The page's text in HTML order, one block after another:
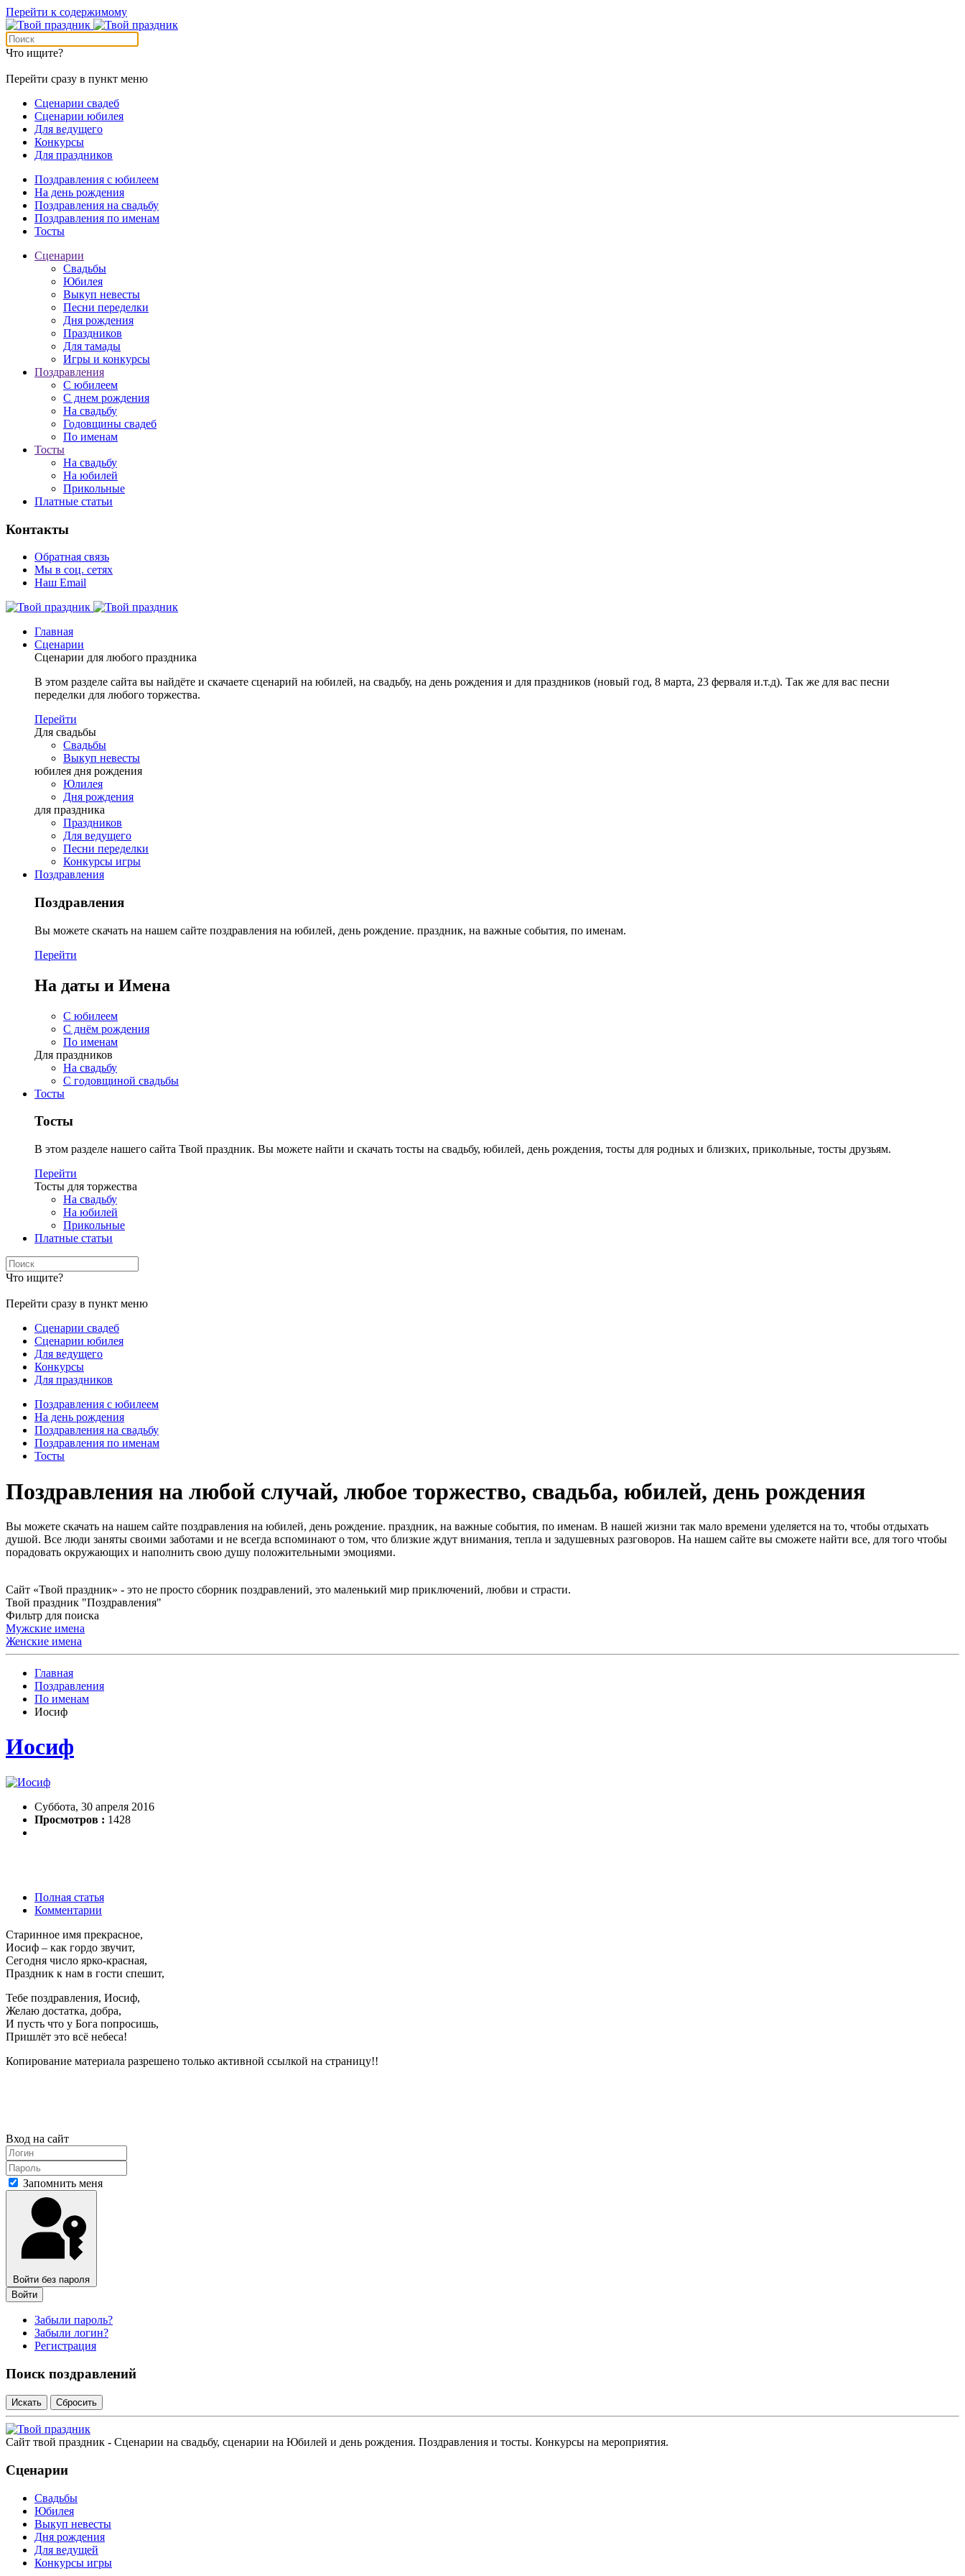
Перейти к содержимому
Что ищите?
Перейти сразу в пункт меню
Сценарии свадеб
Сценарии юбилея
Для ведущего
Конкурсы
Для праздников
Поздравления с юбилеем
На день рождения
Поздравления на свадьбу
Поздравления по именам
Тосты
Сценарии
Свадьбы
Юбилея
Выкуп невесты
Песни переделки
Дня рождения
Праздников
Для тамады
Игры и конкурсы
Поздравления
С юбилеем
С днем рождения
На свадьбу
Годовщины свадеб
По именам
Тосты
На свадьбу
На юбилей
Прикольные
Платные статьи
Контакты
Обратная связь
Мы в соц. сетях
Наш Email
Главная
Сценарии
Сценарии для любого праздника
В этом разделе сайта вы найдёте и скачаете сценарий на юбилей, на свадьбу, на день рождения и для праздников (новый год, 8 марта, 23 ферваля и.т.д). Так же для вас песни
переделки для любого торжества.
Перейти
Для свадьбы
Свадьбы
Выкуп невесты
юбилея дня рождения
Юлилея
Дня рождения
для праздника
Праздников
Для ведущего
Песни переделки
Конкурсы игры
Поздравления
Поздравления
Вы можете скачать на нашем сайте поздравления на юбилей, день рождение. праздник, на важные события, по именам.
Перейти
На даты и Имена
С юбилеем
С днём рождения
По именам
Для праздников
На свадьбу
С годовщиной свадьбы
Тосты
Тосты
В этом разделе нашего сайта Твой праздник. Вы можете найти и скачать тосты на свадьбу, юбилей, день рождения, тосты для родных и близких, прикольные, тосты друзьям.
Перейти
Тосты для торжества
На свадьбу
На юбилей
Прикольные
Платные статьи
Что ищите?
Перейти сразу в пункт меню
Сценарии свадеб
Сценарии юбилея
Для ведущего
Конкурсы
Для праздников
Поздравления с юбилеем
На день рождения
Поздравления на свадьбу
Поздравления по именам
Тосты
Поздравления на любой случай, любое торжество, свадьба, юбилей, день рождения
Вы можете скачать на нашем сайте поздравления на юбилей, день рождение. праздник, на важные события, по именам. В нашей жизни так мало времени уделяется на то, чтобы отдыхать
душой. Все люди заняты своими заботами и не всегда вспоминают о том, что близкие ждут внимания, тепла и задушевных разговоров. На нашем сайте вы сможете найти все, для того чтобы
порадовать окружающих и наполнить свою душу положительными эмоциями.
Сайт «Твой праздник» - это не просто сборник поздравлений, это маленький мир приключений, любви и страсти.
Твой праздник "Поздравления"
Фильтр для поиска
Мужские имена
Женские имена
Главная
Поздравления
По именам
Иосиф
Иосиф
Суббота, 30 апреля 2016
Просмотров : 1428
Полная статья
Комментарии
Старинное имя прекрасное,
Иосиф – как гордо звучит,
Сегодня число ярко-красная,
Праздник к нам в гости спешит,
Тебе поздравления, Иосиф,
Желаю достатка, добра,
И пусть что у Бога попросишь,
Пришлёт это всё небеса!
Копирование материала разрешено только активной ссылкой на страницу!!
Вход на сайт
Запомнить меня
Войти без пароля
Войти
Забыли пароль?
Забыли логин?
Регистрация
Поиск поздравлений
Сайт твой праздник - Сценарии на свадьбу, сценарии на Юбилей и день рождения. Поздравления и тосты. Конкурсы на мероприятия.
Сценарии
Свадьбы
Юбилея
Выкуп невесты
Дня рождения
Для ведущей
Конкурсы игры